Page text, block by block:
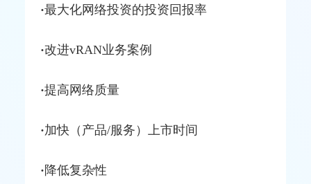
·最大化网络投资的投资回报率
·改进vRAN业务案例
·提高网络质量
·加快（产品/服务）上市时间
·降低复杂性